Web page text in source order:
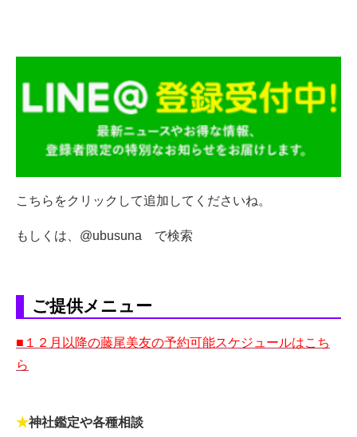
こちらをクリックして追加してくださいね。
もしくは、@ubusuna で検索
ご提供メニュー
■１２月以降の藤尾美友の予約可能スケジュールはこち
ら
★神社鑑定や各種相談